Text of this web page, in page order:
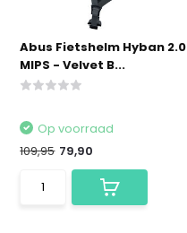
Abus Fietshelm Hyban 2.0
MIPS - Velvet B...
Op voorraad
109,95 79,90